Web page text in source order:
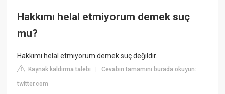
Hakkımı helal etmiyorum demek suç
mu?
Hakkımı helal etmiyorum demek suç değildir.
Kaynak kaldırma talebi |Cevabın tamamını burada okuyun:
twitter.com